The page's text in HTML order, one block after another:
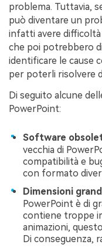
problema. Tuttavia,
può diventare un
infatti avere
che poi potrebbero
identificare le cause
per poterli risolvere
Di seguito alcune
PowerPoint:
Software
vecchia di
compatibilità e
con formato
Dimensioni
PowerPoint è di
contiene troppe
animazioni,
Di conseguenza,